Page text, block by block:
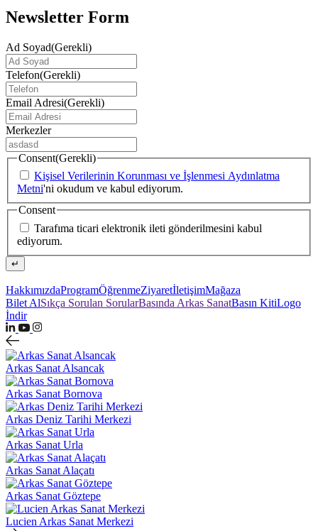
Newsletter Form
Ad Soyad(Gerekli)
Telefon(Gerekli)
Email Adresi(Gerekli)
Merkezler
Consent(Gerekli)
Kişisel Verilerinin Korunması ve İşlenmesi Aydınlatma
Metni'ni okudum ve kabul ediyorum.
Consent
Tarafıma ticari elektronik ileti gönderilmesini kabul
ediyorum.
↵
HakkımızdaProgramÖğrenmeZiyaretİletişimMağaza
Bilet AlSıkça Sorulan SorularBasında Arkas SanatBasın KitiLogo
İndir
Arkas Sanat Alsancak
Arkas Sanat Bornova
Arkas Deniz Tarihi Merkezi
Arkas Sanat Urla
Arkas Sanat Alaçatı
Arkas Sanat Göztepe
Lucien Arkas Sanat Merkezi